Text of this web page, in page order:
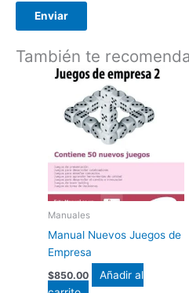
También te
Manuales
Manual Nuevos Juegos de
Empresa
$850.00
Añadir al